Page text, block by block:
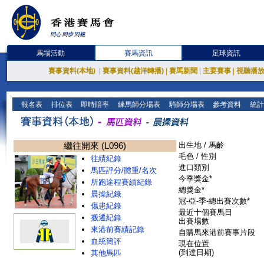
馬場活動 賽馬資訊 足球資訊
賽事資料(本地) 賽事資料(越洋轉播) 賽馬新聞 主要賽事 視聽播
報名表 排位表 即時賠率 練馬師分場表 騎師分場表 參考資料 統
繼往開來 (L096)
往績紀錄
馬匹評分/體重/名次
所跑途程賽績紀錄
晨操紀錄
傷患紀錄
搬遷紀錄
來港前賽績記錄
血統簡評
其他馬匹
出生地 / 馬齡
毛色 / 性別
進口類別
今季獎金*
總獎金*
冠-亞-季-總出賽次數*
最近十個賽馬日
出賽場數
自購馬來港前賽事片段
現在位置
(到達日期)